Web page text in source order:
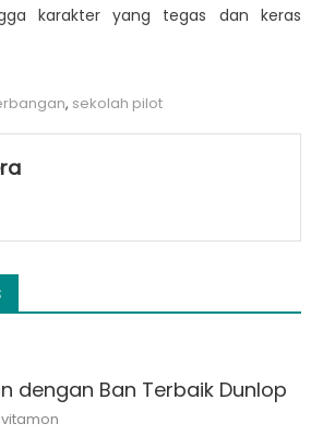
karakter yang tegas dan keras
, sekolah pilot
dengan Ban Terbaik Dunlop